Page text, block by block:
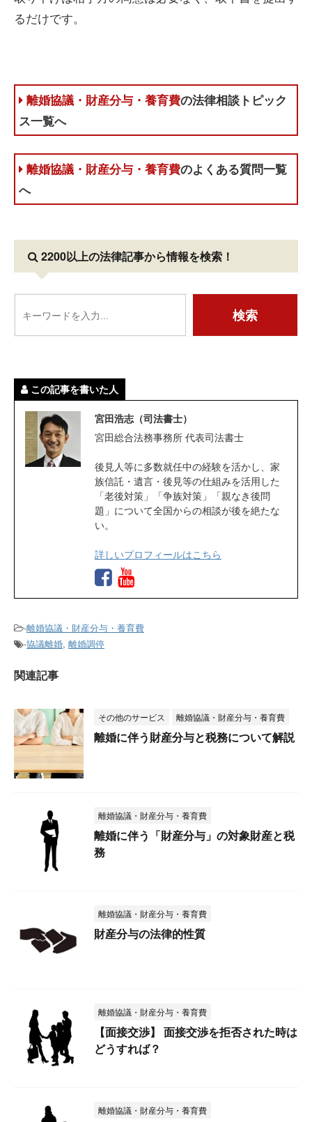
るだけです。
離婚協議・財産分与・養育費の法律相談トピック
ス一覧へ
離婚協議・財産分与・養育費のよくある質問一覧
へ
2200以上の法律記事から情報を検索！
この記事を書いた人
宮田浩志（司法書士）
宮田総合法務事務所 代表司法書士
後見人等に多数就任中の経験を活かし、家
族信託・遺言・後見等の仕組みを活用した
「老後対策」「争族対策」「親なき後問
題」について全国からの相談が後を絶たな
い。
詳しいプロフィールはこちら
-離婚協議・財産分与・養育費
-協議離婚, 離婚調停
関連記事
その他のサービス 離婚協議・財産分与・養育費
離婚に伴う財産分与と税務について解説
離婚協議・財産分与・養育費
離婚に伴う「財産分与」の対象財産と税
務
離婚協議・財産分与・養育費
財産分与の法律的性質
離婚協議・財産分与・養育費
【面接交渉】 面接交渉を拒否された時は
どうすれば？
離婚協議・財産分与・養育費